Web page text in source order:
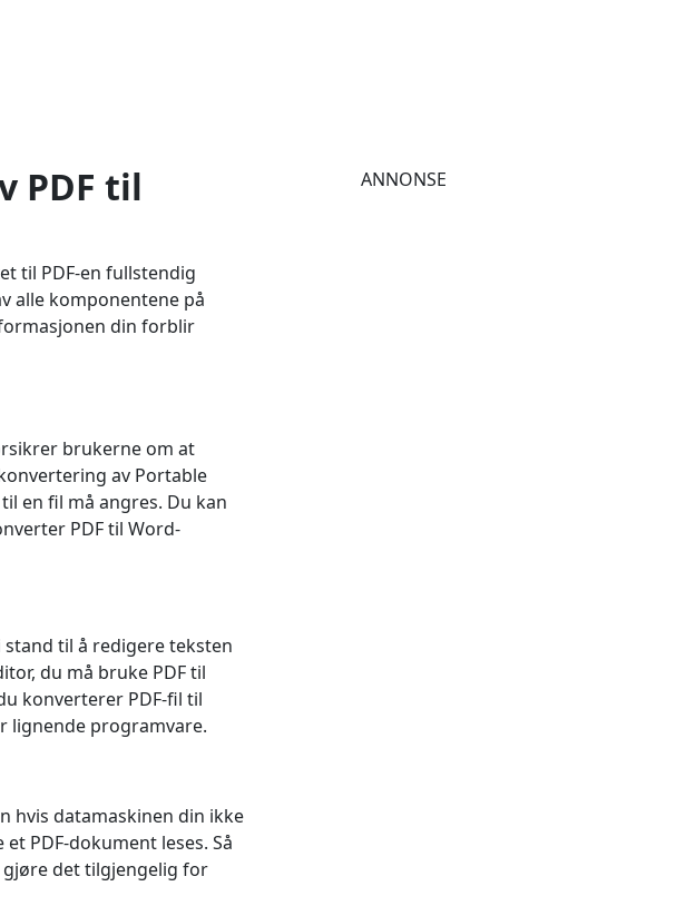
PDF til
til PDF-en fullstendig
alle komponentene på
din forblir
brukerne om at
av Portable
en fil må angres. Du kan
PDF til Word-
til å redigere teksten
du må bruke PDF til
konverterer PDF-fil til
lignende programvare.
hvis datamaskinen din ikke
PDF-dokument leses. Så
gjøre det tilgjengelig for
ANNONSE